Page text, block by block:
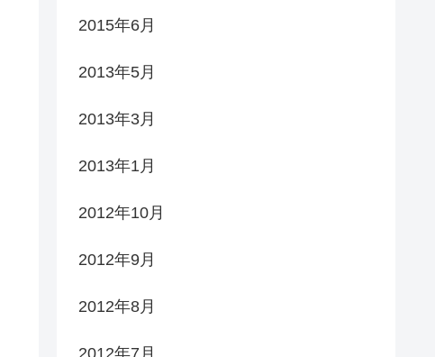
2015年6月
2013年5月
2013年3月
2013年1月
2012年10月
2012年9月
2012年8月
2012年7月